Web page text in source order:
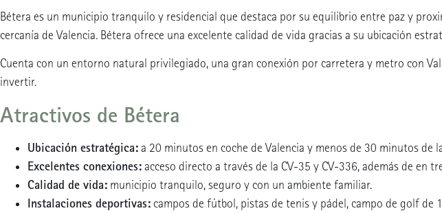
Bétera es un municipio tranquilo y residencial que destaca por su equilibrio entre paz y
cercanía de Valencia. Bétera ofrece una excelente calidad de vida gracias a su ubicación
Cuenta con un entorno natural privilegiado, una gran conexión por carretera y metro con
invertir.
Atractivos de Bétera
Ubicación estratégica:a 20 minutos en coche de Valencia y menos de 30 minutos de
Excelentes conexiones:acceso directo a través de la CV-35 y CV-336, además de en
Calidad de vida: municipio tranquilo, seguro y con un ambiente familiar.
Instalaciones deportivas:campos de fútbol, pistas de tenis y pádel, campo de golf